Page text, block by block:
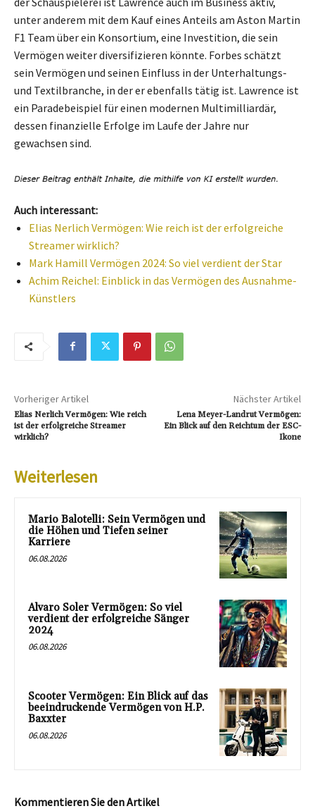
unter anderem mit dem Kauf eines Anteils am Aston Martin
F1 Team über ein Konsortium, eine Investition, die sein
Vermögen weiter diversifizieren könnte. Forbes schätzt
sein Vermögen und seinen Einfluss in der Unterhaltungs-
und Textilbranche, in der er ebenfalls tätig ist. Lawrence ist
ein Paradebeispiel für einen modernen Multimilliardär,
dessen finanzielle Erfolge im Laufe der Jahre nur
gewachsen sind.
Auch interessant:
Elias Nerlich Vermögen: Wie reich ist der erfolgreiche
Streamer wirklich?
Mark Hamill Vermögen 2024: So viel verdient der Star
Achim Reichel: Einblick in das Vermögen des Ausnahme-
Künstlers
Vorheriger Artikel
Elias Nerlich Vermögen: Wie reich
ist der erfolgreiche Streamer
wirklich?
Nächster Artikel
Lena Meyer-Landrut Vermögen:
Ein Blick auf den Reichtum der ESC-
Ikone
Weiterlesen
Mario Balotelli: Sein Vermögen und
die Höhen und Tiefen seiner
Karriere
06.08.2026
Alvaro Soler Vermögen: So viel
verdient der erfolgreiche Sänger
2024
06.08.2026
Scooter Vermögen: Ein Blick auf das
beeindruckende Vermögen von H.P.
Baxxter
06.08.2026
Kommentieren Sie den Artikel